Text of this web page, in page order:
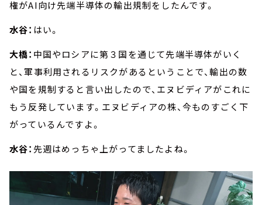
権がAI向け先端半導体の輸出規制をしたんです。
水谷： はい。
大橋： 中国やロシアに第３国を通じて先端半導体がいく
と、軍事利用されるリスクがあるということで、輸出の数
や国を規制すると言い出したので、エヌビディアがこれに
もう反発しています。エヌビディアの株、今ものすごく下
がっているんですよ。
水谷： 先週はめっちゃ上がってましたよね。